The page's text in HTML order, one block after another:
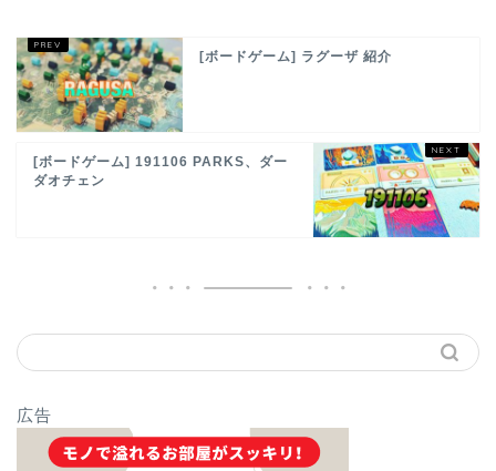
[ボードゲーム] ラグーザ 紹介
[ボードゲーム] 191106 PARKS、ダー
ダオチェン
広告